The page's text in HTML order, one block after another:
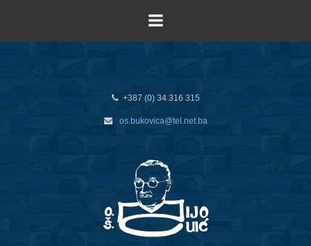
+387 (0) 34 316 315
os.bukovica@tel.net.ba